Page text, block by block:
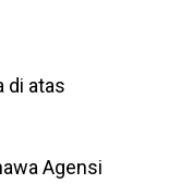
di atas
Agensi